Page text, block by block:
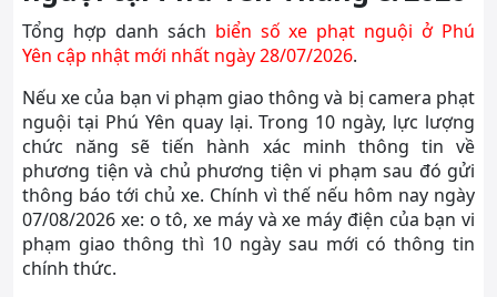
Tổng hợp danh sách biển số xe phạt nguội ở Phú
Yên cập nhật mới nhất ngày 28/07/2026.
Nếu xe của bạn vi phạm giao thông và bị camera phạt
nguội tại Phú Yên quay lại. Trong 10 ngày, lực lượng
chức năng sẽ tiến hành xác minh thông tin về
phương tiện và chủ phương tiện vi phạm sau đó gửi
thông báo tới chủ xe. Chính vì thế nếu hôm nay ngày
07/08/2026 xe: o tô, xe máy và xe máy điện của bạn vi
phạm giao thông thì 10 ngày sau mới có thông tin
chính thức.